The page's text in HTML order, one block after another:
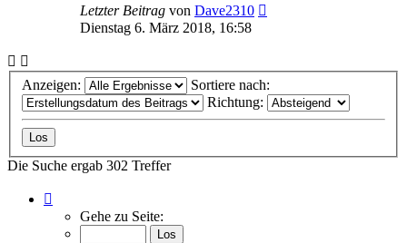
Letzter Beitrag von Dave2310
Dienstag 6. März 2018, 16:58
Anzeigen:
Sortiere nach:
Richtung:
Die Suche ergab 302 Treffer
von
Gehe zu Seite: